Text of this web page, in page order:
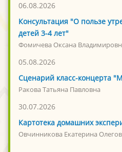
06.08.2026
Консультация "О пользе
детей 3-4 лет"
Фомичева Оксана
05.08.2026
Сценарий класс-концерта
Ракова Татьяна Павловна
30.07.2026
Картотека домашних
Овчинникова Екатерина